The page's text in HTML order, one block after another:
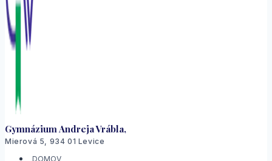
Gymnázium Andreja Vrábla,
Mierová 5, 934 01 Levice
DOMOV